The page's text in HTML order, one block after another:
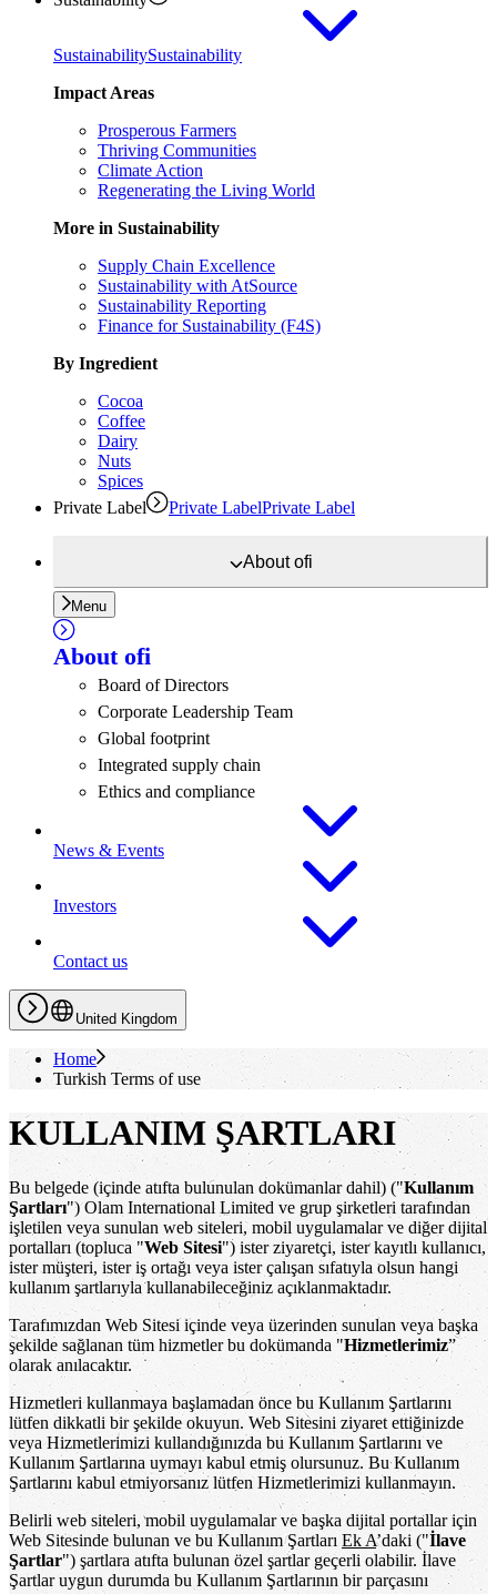
SustainabilitySustainability
Impact Areas
Prosperous Farmers
Thriving Communities
Climate Action
Regenerating the Living World
More in Sustainability
Supply Chain Excellence
Sustainability with AtSource
Sustainability Reporting
Finance for Sustainability (F4S)
By Ingredient
Cocoa
Coffee
Dairy
Nuts
Spices
Private Label
Private LabelPrivate Label
Aboutofi
Menu
About ofi
Board of Directors
Corporate Leadership Team
Global footprint
Integrated supply chain
Ethics and compliance
News & Events
Investors
Contact us
United Kingdom
Home
Turkish Terms of use
KULLANIM ŞARTLARI
Bu belgede (içinde atıfta bulunulan dokümanlar dahil) ("Kullanım
Şartları") Olam International Limited ve grup şirketleri tarafından
işletilen veya sunulan web siteleri, mobil uygulamalar ve diğer dijital
portalları (topluca "Web Sitesi") ister ziyaretçi, ister kayıtlı kullanıcı,
ister müşteri, ister iş ortağı veya ister çalışan sıfatıyla olsun hangi
kullanım şartlarıyla kullanabileceğiniz açıklanmaktadır.
Tarafımızdan Web Sitesi içinde veya üzerinden sunulan veya başka
şekilde sağlanan tüm hizmetler bu dokümanda "Hizmetlerimiz”
olarak anılacaktır.
Hizmetleri kullanmaya başlamadan önce bu Kullanım Şartlarını
lütfen dikkatli bir şekilde okuyun. Web Sitesini ziyaret ettiğinizde
veya Hizmetlerimizi kullandığınızda bu Kullanım Şartlarını ve
Kullanım Şartlarına uymayı kabul etmiş olursunuz. Bu Kullanım
Şartlarını kabul etmiyorsanız lütfen Hizmetlerimizi kullanmayın.
Belirli web siteleri, mobil uygulamalar ve başka dijital portallar için
Web Sitesinde bulunan ve bu Kullanım Şartları Ek A’daki ("İlave
Şartlar") şartlara atıfta bulunan özel şartlar geçerli olabilir. İlave
Şartlar uygun durumda bu Kullanım Şartlarının bir parçasını